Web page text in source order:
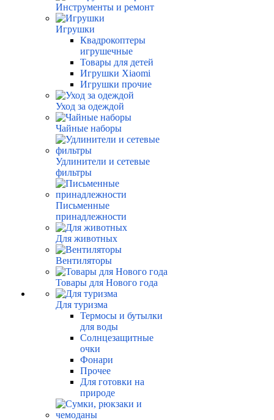
Инструменты и ремонт
Игрушки
Квадрокоптеры
игрушечные
Товары для детей
Игрушки Xiaomi
Игрушки прочие
Уход за одеждой
Чайные наборы
Удлинители и сетевые
фильтры
Письменные
принадлежности
Для животных
Вентиляторы
Товары для Нового года
Для туризма
Термосы и бутылки
для воды
Солнцезащитные
очки
Фонари
Прочее
Для готовки на
природе